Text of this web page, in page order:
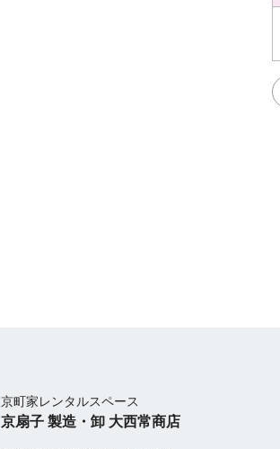
京町家レンタルスペース
京扇子 製造・卸 大西常商店